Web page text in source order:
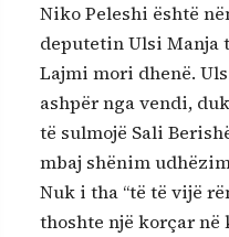
Niko Peleshi është
deputetin Ulsi Manja
Lajmi mori dhenë.
ashpër nga vendi,
të sulmojë Sali
mbaj shënim
Nuk i tha “të të vijë
thoshte një korçar në